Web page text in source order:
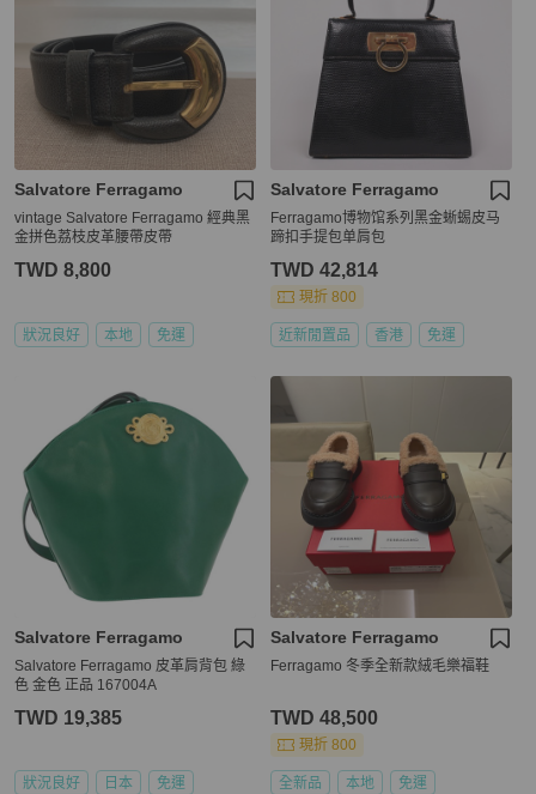
Salvatore Ferragamo
vintage Salvatore Ferragamo 經典黑
金拼色荔枝皮革腰帶皮帶
TWD 8,800
狀況良好 本地 免運
Salvatore Ferragamo
Ferragamo博物馆系列黑金蜥蜴皮马
蹄扣手提包单肩包
TWD 42,814
現折 800
近新閒置品 香港 免運
Salvatore Ferragamo
Salvatore Ferragamo 皮革肩背包 綠
色 金色 正品 167004A
TWD 19,385
狀況良好 日本 免運
Salvatore Ferragamo
Ferragamo 冬季全新款絨毛樂福鞋
TWD 48,500
現折 800
全新品 本地 免運